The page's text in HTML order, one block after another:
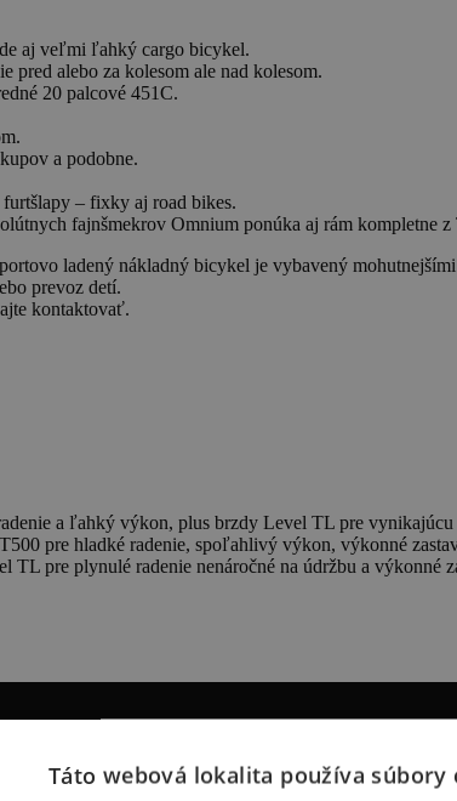
aj veľmi ľahký cargo bicykel.
pred alebo za kolesom ale nad kolesom.
20 palcové 451C.
a podobne.
– fixky aj road bikes.
fajnšmekrov Omnium ponúka aj rám kompletne z
ladený nákladný bicykel je vybavený
prevoz detí.
kontaktovať.
a ľahký výkon, plus brzdy Level TL pre
pre hladké radenie, spoľahlivý výkon, výkonné
pre plynulé radenie nenáročné na údržbu a výkonné
Táto webová lokalita používa súbory